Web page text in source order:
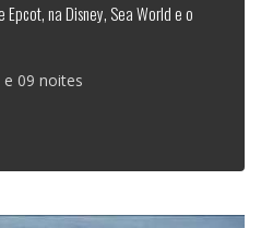
na Disney, Sea World e o
e 09 noites